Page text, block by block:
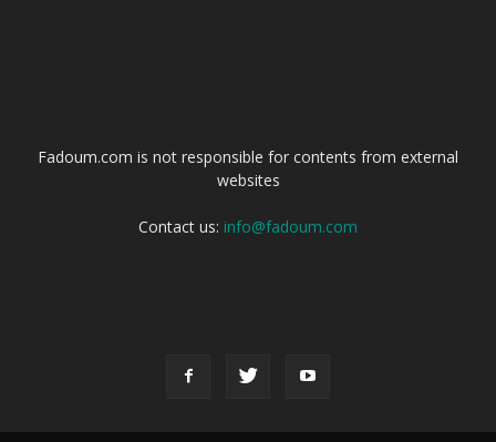
Fadoum.com is not responsible for contents from external
websites
Contact us: info@fadoum.com